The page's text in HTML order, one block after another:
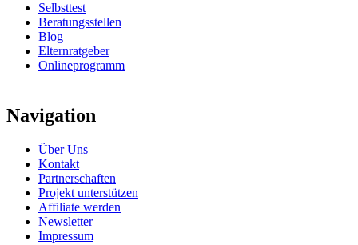
Selbsttest
Beratungsstellen
Blog
Elternratgeber
Onlineprogramm
Navigation
Über Uns
Kontakt
Partnerschaften
Projekt unterstützen
Affiliate werden
Newsletter
Impressum